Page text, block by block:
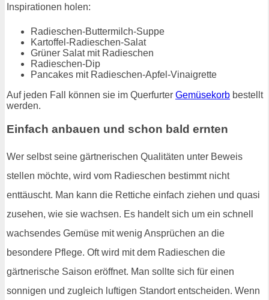
Inspirationen holen:
Radieschen-Buttermilch-Suppe
Kartoffel-Radieschen-Salat
Grüner Salat mit Radieschen
Radieschen-Dip
Pancakes mit Radieschen-Apfel-Vinaigrette
Auf jeden Fall können sie im Querfurter Gemüsekorb bestellt
werden.
Einfach anbauen und schon bald ernten
Wer selbst seine gärtnerischen Qualitäten unter Beweis
stellen möchte, wird vom Radieschen bestimmt nicht
enttäuscht. Man kann die Rettiche einfach ziehen und quasi
zusehen, wie sie wachsen. Es handelt sich um ein schnell
wachsendes Gemüse mit wenig Ansprüchen an die
besondere Pflege. Oft wird mit dem Radieschen die
gärtnerische Saison eröffnet. Man sollte sich für einen
sonnigen und zugleich luftigen Standort entscheiden. Wenn